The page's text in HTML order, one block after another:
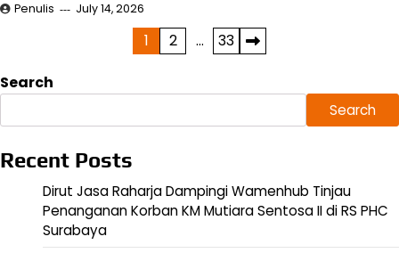
Penulis July 14, 2026
pagination
1 2 … 33
Search
Search
Recent Posts
Dirut Jasa Raharja Dampingi Wamenhub Tinjau
Penanganan Korban KM Mutiara Sentosa II di RS PHC
Surabaya